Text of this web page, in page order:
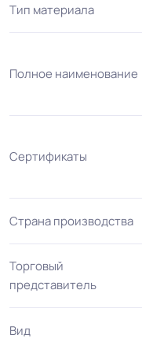
Тип материала
Полное наименование
Сертификаты
Страна производства
Торговый
представитель
Вид